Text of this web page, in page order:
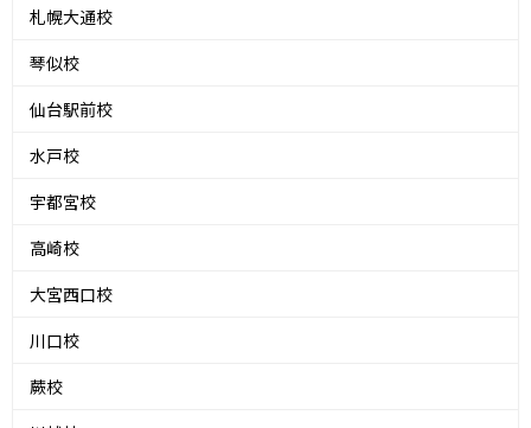
札幌大通校
琴似校
仙台駅前校
水戸校
宇都宮校
高崎校
大宮西口校
川口校
蕨校